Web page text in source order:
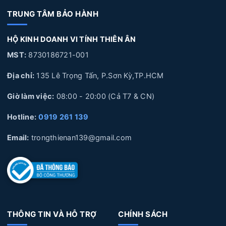
Ân
5. Quy trình thay Pin Laptop HP tại Laptop Thiên Ân
6. Laptop Thiên Ân chuyên cung cấp linh kiện và sửa chữa
chuyên sâu về Laptop
1. Nguyên nhân và dấu hiệu nhận biết Pin Laptop
HP bị hư hỏng
Nguyên nhân làm Pin Laptop HP bị hư hỏng
Sử dụng không đúng cách:
liên tục trong thời gian dài, không xả pin, pin bị phù
lên, Pin để lâu không sử dụng trong thời gian dài, làm
Tuổi thọ Pin:Laptop của bạn đã sử dụng một thời
TRUNG TÂM BẢO HÀNH
HỘ KINH DOANH VI TÍNH THIÊN ÂN
MST: 8730186721-001
Địa chỉ: 135 Lê Trọng Tấn, P.Sơn Kỳ,TP.HCM
Giờ làm việc: 08:00 - 20:00 (Cả T7 & CN)
Hotline: 0919 261 139
Email: trongthienan139@gmail.com
THÔNG TIN VÀ HỖ TRỢ CHÍNH SÁCH